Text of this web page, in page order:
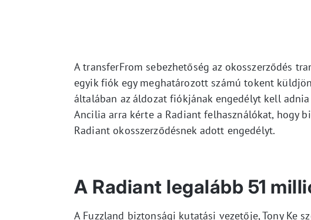
A transferFrom sebezhetőség az okosszerződés
egyik fiók egy meghatározott számú tokent
általában az áldozat fiókjának engedélyt kell
Ancilia arra kérte a Radiant felhasználókat, hogy
Radiant okosszerződésnek adott engedélyt.
A Radiant legalább 51
A Fuzzland biztonsági kutatási vezetője, Tony Ke